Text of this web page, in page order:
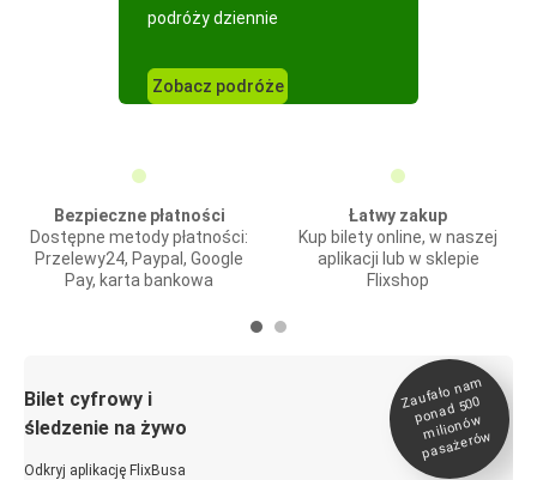
podróży dziennie
Zobacz podróże
Bezpieczne płatności
Dostępne metody płatności:
Przelewy24, Paypal, Google
Pay, karta bankowa
Łatwy zakup
Kup bilety online, w naszej
aplikacji lub w sklepie
Flixshop
Bilet cyfrowy i
śledzenie na żywo
Odkryj aplikację FlixBusa
Zaufało na
m
ponad 500
milionó
w
pasażeró
w